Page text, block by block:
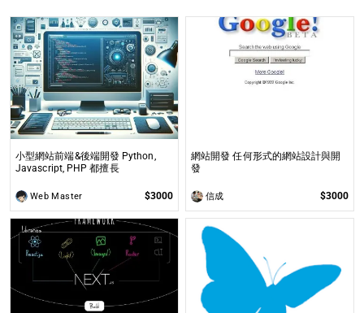
小型網站前端&後端開發 Python,
Javascript, PHP 都擅長
Web Master $3000
網站開發 任何形式的網站設計與開
發
信成 $3000